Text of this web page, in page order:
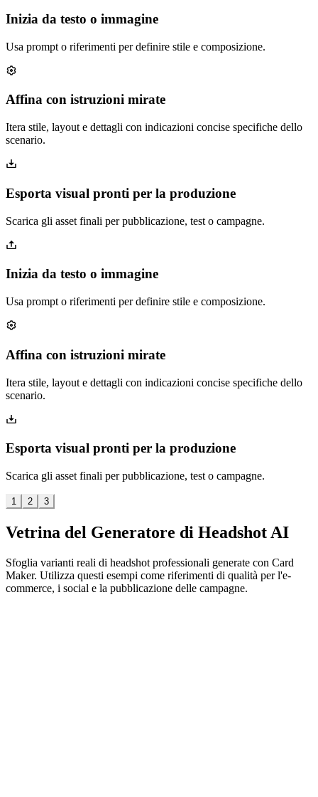
Inizia da testo o immagine
Usa prompt o riferimenti per definire stile e composizione.
Affina con istruzioni mirate
Itera stile, layout e dettagli con indicazioni concise specifiche dello
scenario.
Esporta visual pronti per la produzione
Scarica gli asset finali per pubblicazione, test o campagne.
Inizia da testo o immagine
Usa prompt o riferimenti per definire stile e composizione.
Affina con istruzioni mirate
Itera stile, layout e dettagli con indicazioni concise specifiche dello
scenario.
Esporta visual pronti per la produzione
Scarica gli asset finali per pubblicazione, test o campagne.
1 2 3
Vetrina del Generatore di Headshot AI
Sfoglia varianti reali di headshot professionali generate con Card
Maker. Utilizza questi esempi come riferimenti di qualità per l'e-
commerce, i social e la pubblicazione delle campagne.